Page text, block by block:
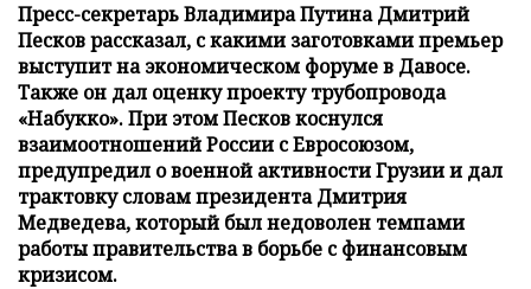
Пресс-секретарь Владимира Путина Дмитрий
Песков рассказал, с какими заготовками премьер
выступит на экономическом форуме в Давосе.
Также он дал оценку проекту трубопровода
«Набукко». При этом Песков коснулся
взаимоотношений России с Евросоюзом,
предупредил о военной активности Грузии и дал
трактовку словам президента Дмитрия
Медведева, который был недоволен темпами
работы правительства в борьбе с финансовым
кризисом.